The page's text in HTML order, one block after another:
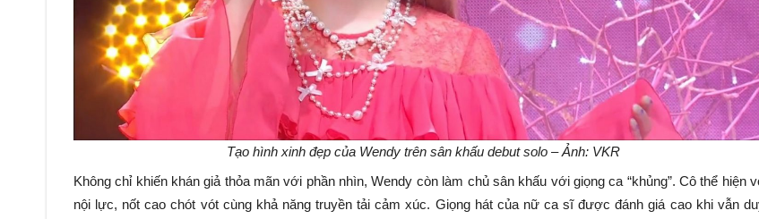
Tạo hình xinh đẹp của Wendy trên sân khấu debut solo – Ảnh: VKR
Không chỉ khiến khán giả thỏa mãn với phần nhìn, Wendy còn làm chủ sân khấu với giọng ca “khủng”. Cô thể hiện
nội lực, nốt cao chót vót cùng khả năng truyền tải cảm xúc. Giọng hát của nữ ca sĩ được đánh giá cao khi vẫn